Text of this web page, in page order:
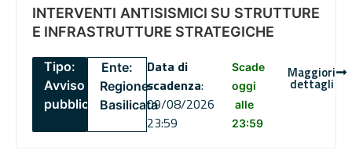
INTERVENTI ANTISISMICI SU STRUTTURE
E INFRASTRUTTURE STRATEGICHE
Tipo:
Avviso
pubblico
Ente:
Regione
Basilicata
Data di
scadenza:
09/08/2026
23:59
Scade
oggi
alle
23:59
Maggiori
dettagli